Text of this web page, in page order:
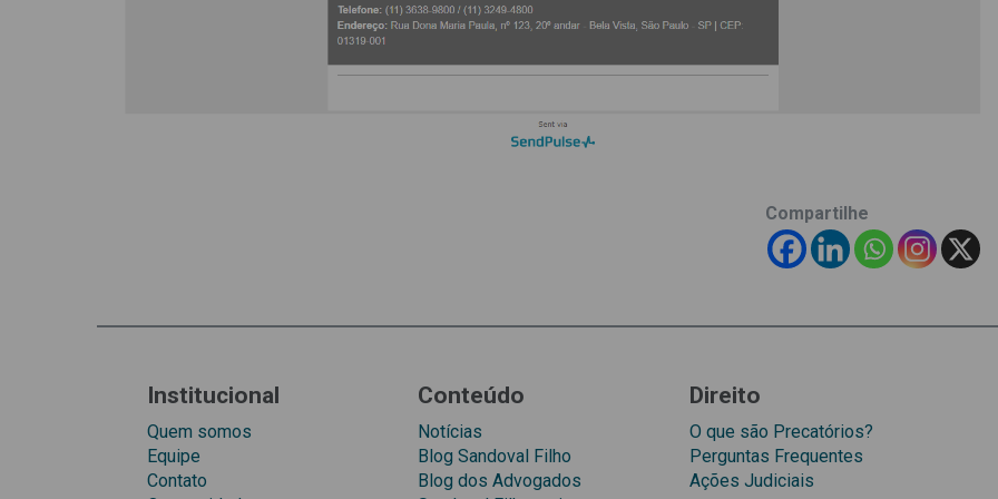
Compartilhe
Institucional
Quem somos
Equipe
Contato
Conteúdo
Notícias
Blog Sandoval Filho
Blog dos Advogados
Direito
O que são Precatórios?
Perguntas Frequentes
Ações Judiciais